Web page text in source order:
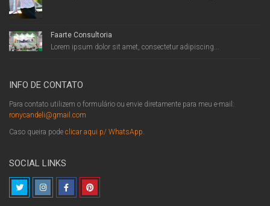
Faarte Consultoria
Lorem ipsum dolor sit amet, consectetur adipiscing...
INFO DE CONTATO
Para contato utilizem o formulário ou envie diretamente para meu e-mail:
ronycandeli@gmail.com
Caso queira pode clicar aqui p/ WhatsApp
SOCIAL LINKS